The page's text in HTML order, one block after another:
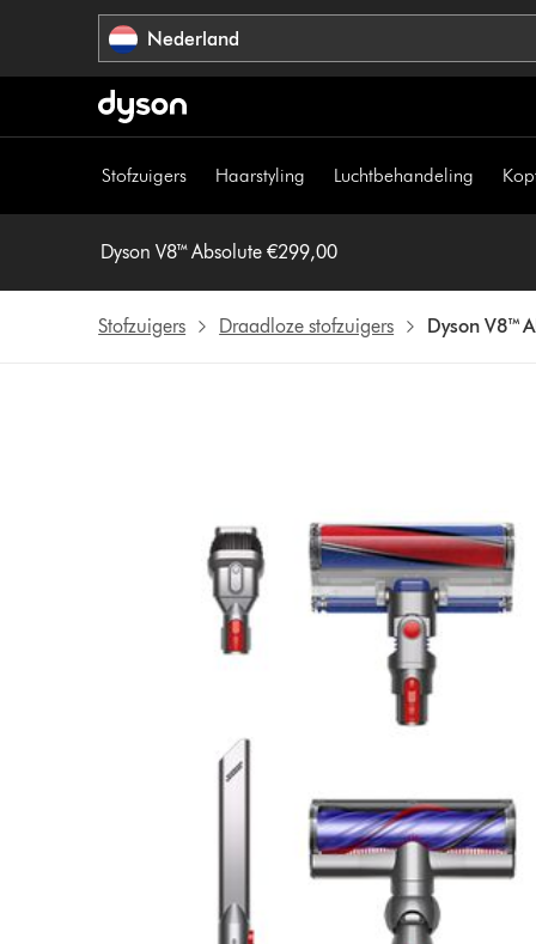
Nederland
Stofzuigers Haarstyling Luchtbehandeling
Dyson V8™ Absolute €299,00
Stofzuigers Draadloze stofzuigers Dyson V8™